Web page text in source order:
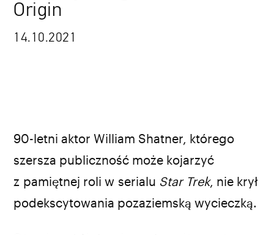
Origin
14.10.2021
90-letni aktor William Shatner, którego
szersza publiczność może kojarzyć
z pamiętnej roli w serialu Star Trek, nie krył
podekscytowania pozaziemską wycieczką.